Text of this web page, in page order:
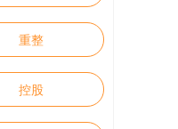
重整
控股